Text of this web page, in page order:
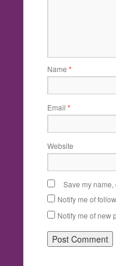
Name *
Email *
Website
Save my
Notify me of
Notify me of new